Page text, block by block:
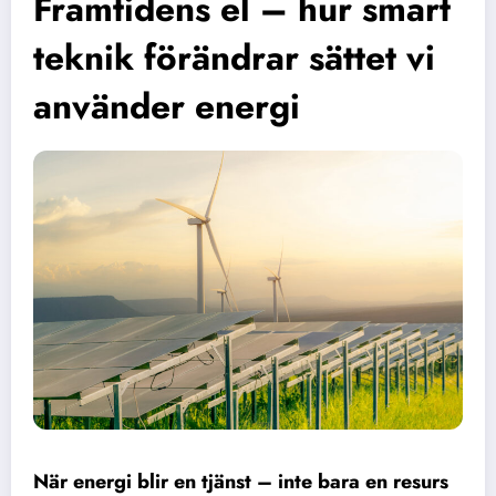
teknik förändrar sättet vi
använder energi
När energi blir en tjänst – inte bara en resurs